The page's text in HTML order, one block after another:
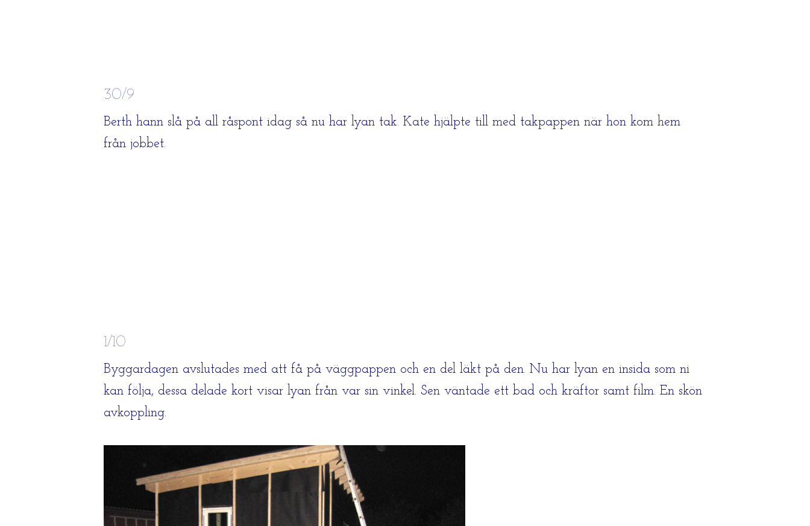
30/9
Berth hann slå på all råspont idag så nu har lyan tak. Kate hjälpte till med takpappen när hon kom hem
från jobbet.
1/10
Byggardagen avslutades med att få på väggpappen och en del läkt på den. Nu har lyan en insida som ni
kan följa, dessa delade kort visar lyan från var sin vinkel. Sen väntade ett bad och kräftor samt film. En skön
avkoppling.